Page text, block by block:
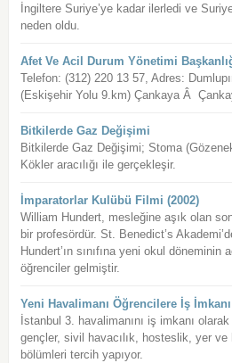
İngiltere Suriye’ye kadar ilerledi ve
neden oldu.
Afet Ve Acil Durum Yönetimi
Telefon: (312) 220 13 57, Adres:
(Eskişehir Yolu 9.km) Çankaya Â
Bitkilerde Gaz Değişimi
Bitkilerde Gaz Değişimi; Stoma
Kökler aracılığı ile gerçekleşir.
İmparatorlar Kulübü Filmi (2002)
William Hundert, mesleğine aşık olan
bir profesördür. St. Benedict’s
Hundert’ın sınıfına yeni okul döneminin
öğrenciler gelmiştir.
Yeni Havalimanı Öğrencilere İş
İstanbul 3. havalimanını iş imkanı
gençler, sivil havacılık, hosteslik, yer
bölümleri tercih yapıyor.